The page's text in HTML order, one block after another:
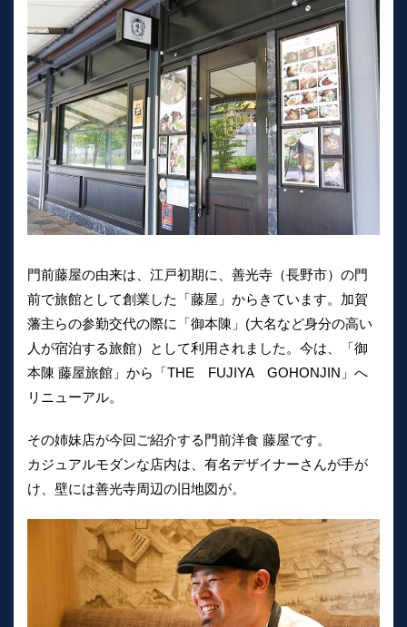
門前藤屋の由来は、江戸初期に、善光寺（長野市）の門
前で旅館として創業した「藤屋」からきています。加賀
藩主らの参勤交代の際に「御本陳」(大名など身分の高い
人が宿泊する旅館）として利用されました。今は、「御
本陳 藤屋旅館」から「THE FUJIYA GOHONJIN」へ
リニューアル。
その姉妹店が今回ご紹介する門前洋食 藤屋です。
カジュアルモダンな店内は、有名デザイナーさんが手が
け、壁には善光寺周辺の旧地図が。